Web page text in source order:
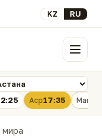
Выберите язык
KZ RU
Меню
Аср17:35
мира